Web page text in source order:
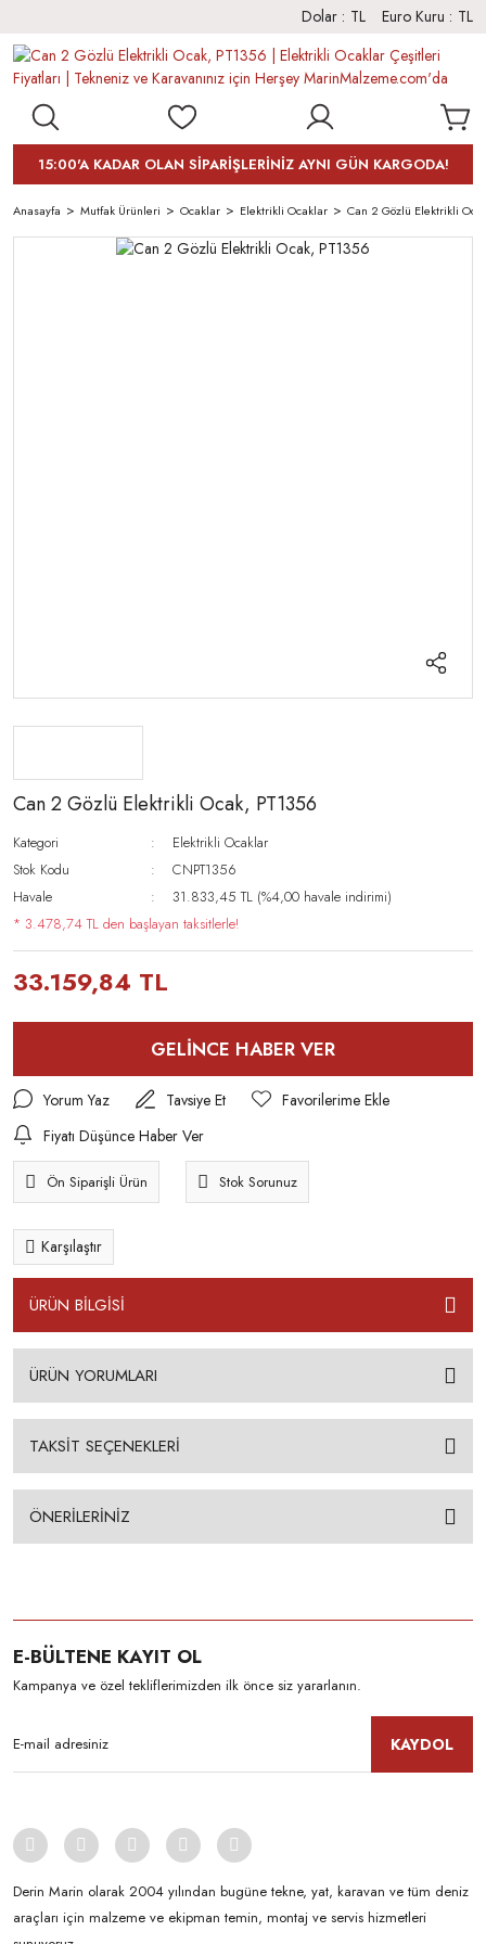
Dolar : TL Euro Kuru : TL
15:00'A KADAR OLAN SİPARİŞLERİNİZ AYNI GÜN KARGODA!
Anasayfa Mutfak Ürünleri Ocaklar Elektrikli Ocaklar Can 2 Gözlü Elektrikli
Can 2 Gözlü Elektrikli Ocak, PT1356
Kategori
Elektrikli Ocaklar
Stok Kodu
CNPT1356
Havale
31.833,45 TL (%4,00 havale indirimi)
* 3.478,74 TL den başlayan taksitlerle!
33.159,84 TL
GELİNCE HABER VER
Yorum Yaz
Tavsiye Et
Fiyatı Düşünce Haber Ver
Ön Siparişli Ürün Stok Sorunuz
Karşılaştır
ÜRÜN BİLGİSİ
ÜRÜN YORUMLARI
TAKSİT SEÇENEKLERİ
ÖNERİLERİNİZ
E-BÜLTENE KAYIT OL
Kampanya ve özel tekliflerimizden ilk önce siz yararlanın.
KAYDOL
Derin Marin olarak 2004 yılından bugüne tekne, yat, karavan ve tüm deniz
araçları için malzeme ve ekipman temin, montaj ve servis hizmetleri